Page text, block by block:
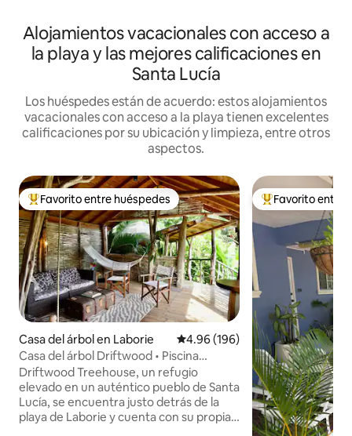
Alojamientos vacacionales con acceso a
la playa y las mejores calificaciones en
Santa Lucía
Los huéspedes están de acuerdo: estos alojamientos
vacacionales con acceso a la playa tienen excelentes
calificaciones por su ubicación y limpieza, entre otros
aspectos.
Favorito entre huéspedes preferido
Favorito entre huéspedes
Casa del árbol en Laborie Calificación promedio: 4.96 de
4.96 (196)
Casa del árbol Driftwood • Piscina
privada • Cerca de la playa
Driftwood Treehouse, un refugio
elevado en un auténtico pueblo de Santa
Lucía, se encuentra justo detrás de la
playa de Laborie y cuenta con su propia
Favorito entre
Favorito entre